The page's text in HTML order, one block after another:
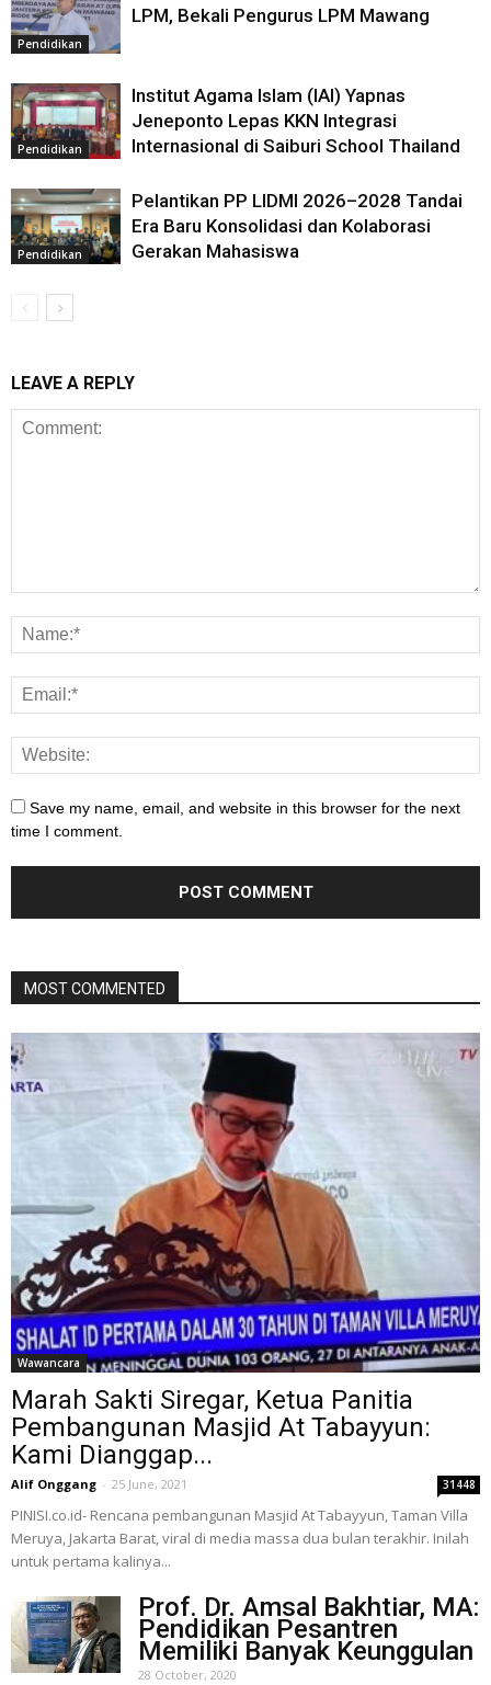
Pendidikan
LPM, Bekali Pengurus LPM Mawang
Pendidikan
Institut Agama Islam (IAI) Yapnas
Jeneponto Lepas KKN Integrasi
Internasional di Saiburi School Thailand
Pendidikan
Pelantikan PP LIDMI 2026–2028 Tandai
Era Baru Konsolidasi dan Kolaborasi
Gerakan Mahasiswa
LEAVE A REPLY
Save my name, email, and website in this browser for the next
time I comment.
MOST COMMENTED
Wawancara
Marah Sakti Siregar, Ketua Panitia
Pembangunan Masjid At Tabayyun:
Kami Dianggap...
Alif Onggang - 25 June, 2021 31448
PINISI.co.id- Rencana pembangunan Masjid At Tabayyun, Taman Villa
Meruya, Jakarta Barat, viral di media massa dua bulan terakhir. Inilah
untuk pertama kalinya...
Prof. Dr. Amsal Bakhtiar, MA:
Pendidikan Pesantren
Memiliki Banyak Keunggulan
28 October, 2020